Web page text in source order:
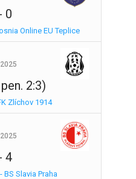
0
Online EU Teplice
2:3)
Zlíchov 1914
4
BS Slavia Praha